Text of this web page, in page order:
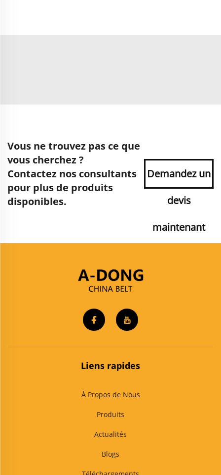
Vous ne trouvez pas ce que
vous cherchez ?
Contactez nos consultants
pour plus de produits
disponibles.
Demandez un
devis
maintenant
Liens rapides
À Propos de Nous
Produits
Actualités
Blogs